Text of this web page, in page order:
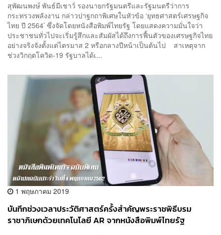
สุพัฒนพงษ์ พันธ์มีเชาว์ รองนายกรัฐมนตรีและรัฐมนตรีว่าการ
กระทรวงพลังงาน กล่าวปาฐกถาพิเศษในหัวข้อ ‘ยุทธศาสตร์เศรษฐกิจ
ไทย ปี 2564’ ซึ่งจัดโดยหนังสือพิมพ์ไทยรัฐ โดยแสดงความมั่นใจว่า
ประชาชนทั่วไปจะเริ่มรู้สึกและสัมผัสได้ถึงการฟื้นตัวของเศรษฐกิจไทย
อย่างจริงจังตั้งแต่ไตรมาส 2 หรือกลางปีหน้าเป็นต้นไป สาเหตุจาก
ช่วงวิกฤตโควิด-19 รัฐบาลได้เ...
1 พฤษภาคม 2019
บันทึกช่วงเวลาประวัติศาสตร์ครั้งสำคัญพระราชพิธีบรม
ราชาภิเษกด้วยเทคโนโลยี AR จากหนังสือพิมพ์ไทยรัฐ